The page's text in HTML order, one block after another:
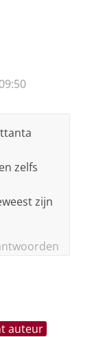
zelfs
zijn
auteur